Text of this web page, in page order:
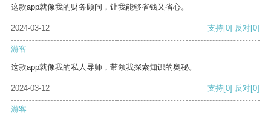
这款app就像我的财务顾问，让我能够省钱又省心。
2024-03-12 支持[0] 反对[0]
游客
这款app就像我的私人导师，带领我探索知识的奥秘。
2024-03-12 支持[0] 反对[0]
游客